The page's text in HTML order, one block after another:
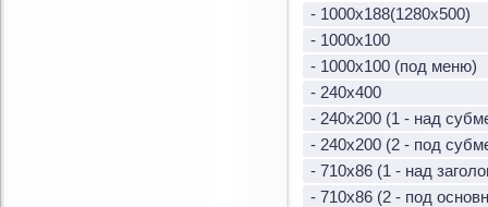
- 1000х188(1280х500)
- 1000х100
- 1000х100 (под меню)
- 240х400
- 240х200 (1 - над
- 240х200 (2 - под
- 710х86 (1 - над
- 710х86 (2 - под